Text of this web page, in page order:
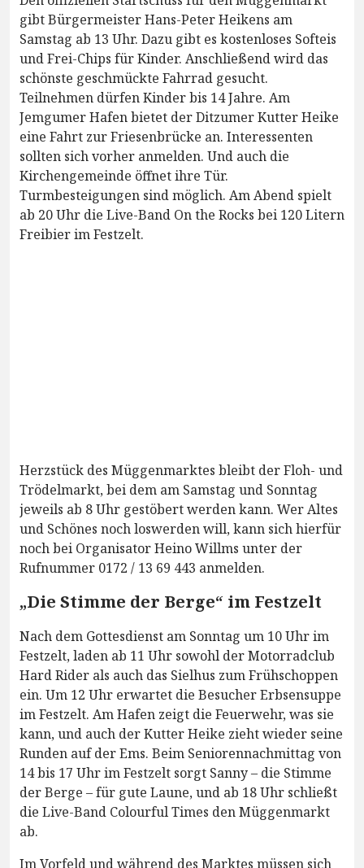
gibt Bürgermeister Hans-Peter Heikens am
Samstag ab 13 Uhr. Dazu gibt es kostenloses Softeis
und Frei-Chips für Kinder. Anschließend wird das
schönste geschmückte Fahrrad gesucht.
Teilnehmen dürfen Kinder bis 14 Jahre. Am
Jemgumer Hafen bietet der Ditzumer Kutter Heike
eine Fahrt zur Friesenbrücke an. Interessenten
sollten sich vorher anmelden. Und auch die
Kirchengemeinde öffnet ihre Tür.
Turmbesteigungen sind möglich. Am Abend spielt
ab 20 Uhr die Live-Band On the Rocks bei 120 Litern
Freibier im Festzelt.
Herzstück des Müggenmarktes bleibt der Floh- und
Trödelmarkt, bei dem am Samstag und Sonntag
jeweils ab 8 Uhr gestöbert werden kann. Wer Altes
und Schönes noch loswerden will, kann sich hierfür
noch bei Organisator Heino Willms unter der
Rufnummer 0172 / 13 69 443 anmelden.
„Die Stimme der Berge“ im Festzelt
Nach dem Gottesdienst am Sonntag um 10 Uhr im
Festzelt, laden ab 11 Uhr sowohl der Motorradclub
Hard Rider als auch das Sielhus zum Frühschoppen
ein. Um 12 Uhr erwartet die Besucher Erbsensuppe
im Festzelt. Am Hafen zeigt die Feuerwehr, was sie
kann, und auch der Kutter Heike zieht wieder seine
Runden auf der Ems. Beim Seniorennachmittag von
14 bis 17 Uhr im Festzelt sorgt Sanny – die Stimme
der Berge – für gute Laune, und ab 18 Uhr schließt
die Live-Band Colourful Times den Müggenmarkt
ab.
Im Vorfeld und während des Marktes müssen sich